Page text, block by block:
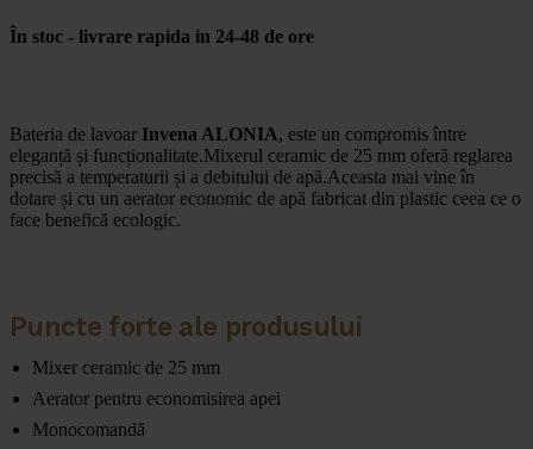
În stoc - livrare rapida in 24-48 de ore
Bateria de lavoar Invena ALONIA, este un compromis între
eleganță și funcționalitate.Mixerul ceramic de 25 mm oferă reglarea
precisă a temperaturii și a debitului de apă.Aceasta mai vine în
dotare și cu un aerator economic de apă fabricat din plastic ceea ce o
face benefică ecologic.
Puncte forte ale produsului
Mixer ceramic de 25 mm
Aerator pentru economisirea apei
Monocomandă